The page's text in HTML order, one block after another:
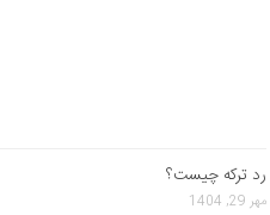
رد ترکه چیست؟
مهر 29, 1404